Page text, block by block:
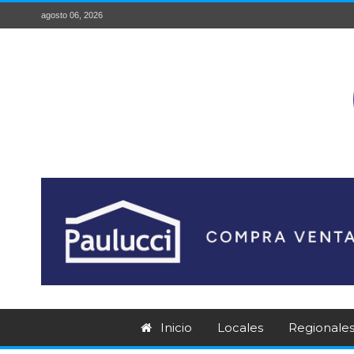
agosto 06, 2026
Inicio Locales Regionales